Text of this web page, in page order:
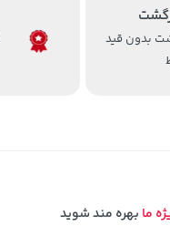
بدون قید
ما بهره مند شوید